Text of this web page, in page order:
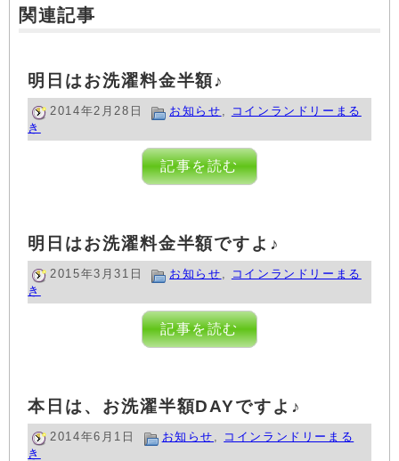
関連記事
明日はお洗濯料金半額♪
2014年2月28日 お知らせ
コインランドリーまる
き
記事を読む
明日はお洗濯料金半額ですよ♪
2015年3月31日 お知らせ
コインランドリーまる
き
記事を読む
本日は、お洗濯半額DAYですよ♪
2014年6月1日 お知らせ
コインランドリーまる
き